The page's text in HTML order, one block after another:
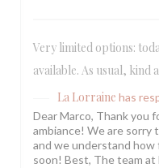
Very limited options:
available. As usual, kind
La Lorraine has
Dear Marco, Thank you
ambiance! We are sorry
and we understand
soon! Best, The team at